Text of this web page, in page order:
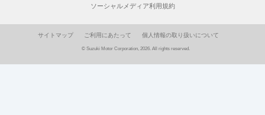
ソーシャルメディア利用規約
サイトマップ ご利用にあたって 個人情報の取り扱いについて
© Suzuki Motor Corporation, 2026. All rights reserved.